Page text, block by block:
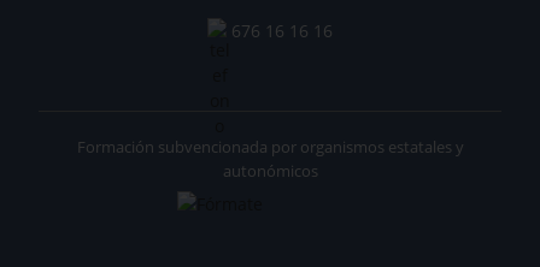
676 16 16 16
Formación subvencionada por organismos estatales y
autonómicos